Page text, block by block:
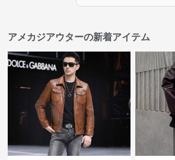
アメカジアウターの新着アイテム